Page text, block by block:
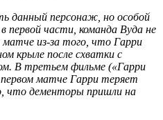
данный персонаж, но особой
первой части, команда Вуда не
матче из-за того, что Гарри
крыле после схватки с
В третьем фильме («Гарри
матче Гарри теряет
что дементоры пришли на